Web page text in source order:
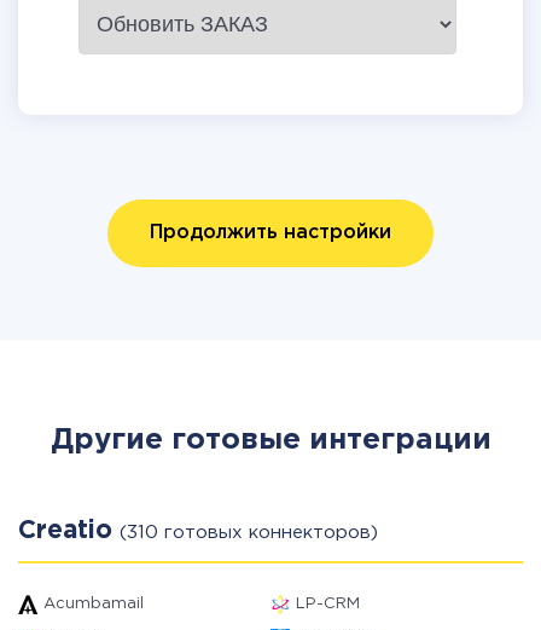
Продолжить настройки
Другие готовые интеграции
Creatio (310 готовых коннекторов)
Acumbamail LP-CRM